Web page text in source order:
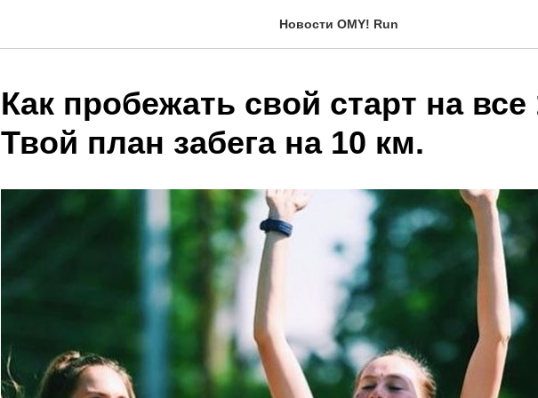
Новости OMY! Run
Как пробежать свой старт на все
Твой план забега на 10 км.